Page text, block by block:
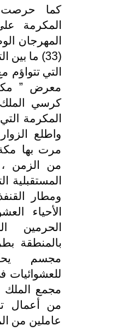
كما حرصت
المكرمة
المهرجان
(33) ما
معرض ”
كرسي
المكرمة
واطلع
مرت بها
من الزمن ،
المستقبلية
ومطار
الأحياء
الحرمين
بالمنطقة
مجسم
مجمع الملك
من أعمال
عاملين من